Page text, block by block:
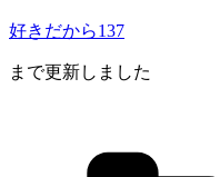
好きだから137
まで更新しました